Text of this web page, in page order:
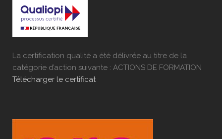
La certification qualité a été délivrée au titre de la
catégorie d’action suivante : ACTIONS DE FORMATION
Télécharger le certificat